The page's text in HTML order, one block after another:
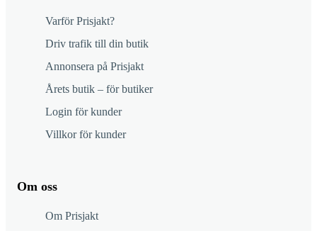
Varför Prisjakt?
Driv trafik till din butik
Annonsera på Prisjakt
Årets butik – för butiker
Login för kunder
Villkor för kunder
Om oss
Om Prisjakt